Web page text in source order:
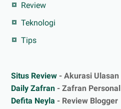
Review
Teknologi
Tips
Situs Review - Akurasi Ulasan
Daily Zafran - Zafran
Defita Neyla - Review Blogger